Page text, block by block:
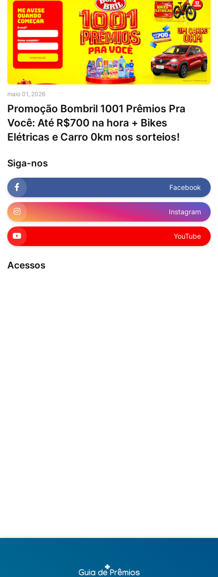
maio 01, 2026
Promoção Bombril 1001 Prêmios Pra
Você: Até R$700 na hora + Bikes
Elétricas e Carro 0km nos sorteios!
Siga-nos
Facebook
Instagram
YouTube
Acessos